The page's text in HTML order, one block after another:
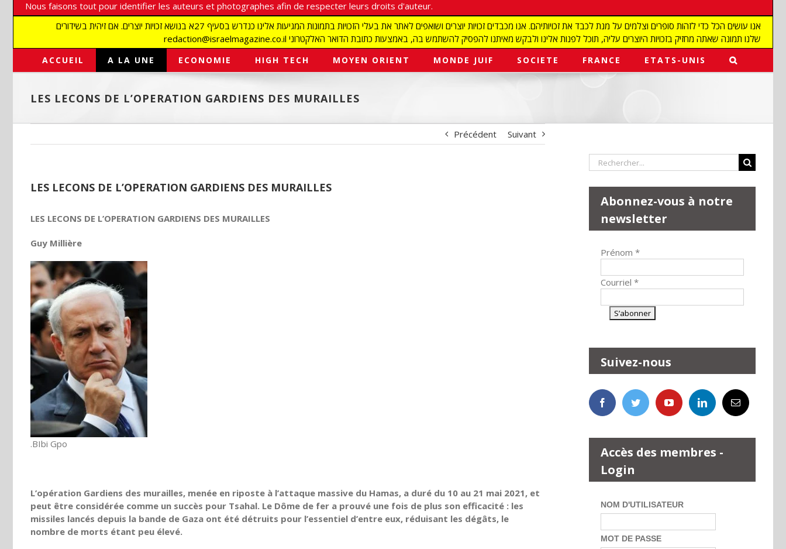
Nous faisons tout pour identifier les auteurs et photographes afin de respecter leurs droits d'auteur.
אנו עושים הכל כדי לזהות סופרים וצלמים על מנת לכבד את זכויותיהם. אנו מכבדים זכויות יוצרים ושואפים לאתר את בעלי הזכויות בתמונות המגיעות אלינו כנדרש בסעיף 27א בנושא זכויות יוצרים. אם זיהית בשידורים
redaction@israelmagazine.co.il שלנו תמונה שאתה מחזיק בזכויות היוצרים עליה, תוכל לפנות אלינו ולבקש מאיתנו להפסיק להשתמש בה, באמצעות כתובת הדואר האלקטרוני
ACCUEIL A LA UNE ECONOMIE HIGH TECH MOYEN ORIENT MONDE JUIF SOCIETE FRANCE ETATS-UNIS
LES LECONS DE L’OPERATION GARDIENS DES MURAILLES
Précédent Suivant
LES LECONS DE L’OPERATION GARDIENS DES MURAILLES
LES LECONS DE L’OPERATION GARDIENS DES MURAILLES
Guy Millière
.BIbi Gpo
L’opération Gardiens des murailles, menée en riposte à l’attaque massive du Hamas, a duré du 10 au 21 mai 2021, et
peut être considérée comme un succès pour Tsahal. Le Dôme de fer a prouvé une fois de plus son efficacité : les
missiles lancés depuis la bande de Gaza ont été détruits pour l’essentiel d’entre eux, réduisant les dégâts, le
nombre de morts étant peu élevé.
Rechercher:
Abonnez-vous à notre
newsletter
Prénom *
Courriel *
Suivez-nous
Accès des membres -
Login
NOM D'UTILISATEUR
MOT DE PASSE